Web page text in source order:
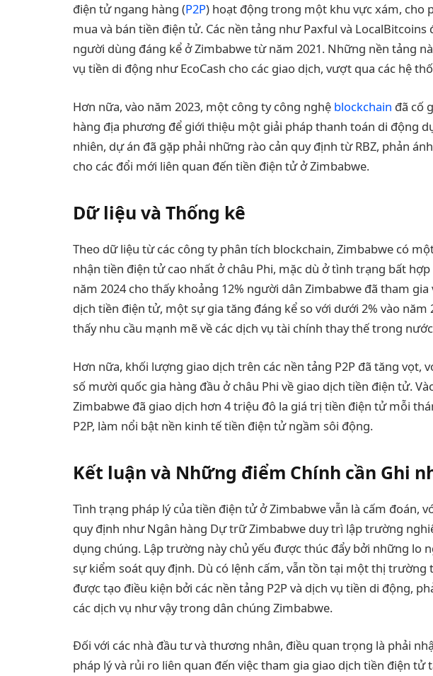
điện tử ngang hàng (P2P) hoạt động trong một khu vực xám, cho
mua và bán tiền điện tử. Các nền tảng như Paxful và
người dùng đáng kể ở Zimbabwe từ năm 2021. Những nền tảng
vụ tiền di động như EcoCash cho các giao dịch, vượt qua các hệ
Hơn nữa, vào năm 2023, một công ty công nghệ blockchain đã cố
hàng địa phương để giới thiệu một giải pháp thanh toán di động
nhiên, dự án đã gặp phải những rào cản quy định từ RBZ, phản
cho các đổi mới liên quan đến tiền điện tử ở Zimbabwe.
Dữ liệu và Thống kê
Theo dữ liệu từ các công ty phân tích blockchain, Zimbabwe có
nhận tiền điện tử cao nhất ở châu Phi, mặc dù ở tình trạng bất
năm 2024 cho thấy khoảng 12% người dân Zimbabwe đã tham
dịch tiền điện tử, một sự gia tăng đáng kể so với dưới 2% vào năm
thấy nhu cầu mạnh mẽ về các dịch vụ tài chính thay thế trong
Hơn nữa, khối lượng giao dịch trên các nền tảng P2P đã tăng vọt,
số mười quốc gia hàng đầu ở châu Phi về giao dịch tiền điện tử.
Zimbabwe đã giao dịch hơn 4 triệu đô la giá trị tiền điện tử mỗi
P2P, làm nổi bật nền kinh tế tiền điện tử ngầm sôi động.
Kết luận và Những điểm Chính cần Ghi
Tình trạng pháp lý của tiền điện tử ở Zimbabwe vẫn là cấm đoán,
quy định như Ngân hàng Dự trữ Zimbabwe duy trì lập trường
dụng chúng. Lập trường này chủ yếu được thúc đẩy bởi những lo
sự kiểm soát quy định. Dù có lệnh cấm, vẫn tồn tại một thị
được tạo điều kiện bởi các nền tảng P2P và dịch vụ tiền di động,
các dịch vụ như vậy trong dân chúng Zimbabwe.
Đối với các nhà đầu tư và thương nhân, điều quan trọng là phải
pháp lý và rủi ro liên quan đến việc tham gia giao dịch tiền điện tử